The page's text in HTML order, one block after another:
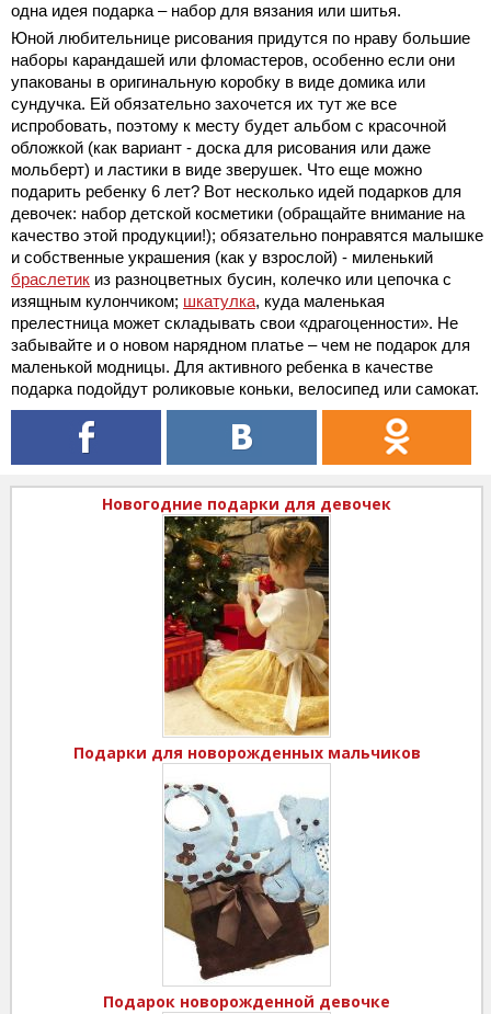
одна идея подарка – набор для вязания или шитья.
Юной любительнице рисования придутся по нраву большие
наборы карандашей или фломастеров, особенно если они
упакованы в оригинальную коробку в виде домика или
сундучка. Ей обязательно захочется их тут же все
испробовать, поэтому к месту будет альбом с красочной
обложкой (как вариант - доска для рисования или даже
мольберт) и ластики в виде зверушек. Что еще можно
подарить ребенку 6 лет? Вот несколько идей подарков для
девочек: набор детской косметики (обращайте внимание на
качество этой продукции!); обязательно понравятся малышке
и собственные украшения (как у взрослой) - миленький
браслетик из разноцветных бусин, колечко или цепочка с
изящным кулончиком; шкатулка, куда маленькая
прелестница может складывать свои «драгоценности». Не
забывайте и о новом нарядном платье – чем не подарок для
маленькой модницы. Для активного ребенка в качестве
подарка подойдут роликовые коньки, велосипед или самокат.
Новогодние подарки для девочек
Подарки для новорожденных мальчиков
Подарок новорожденной девочке